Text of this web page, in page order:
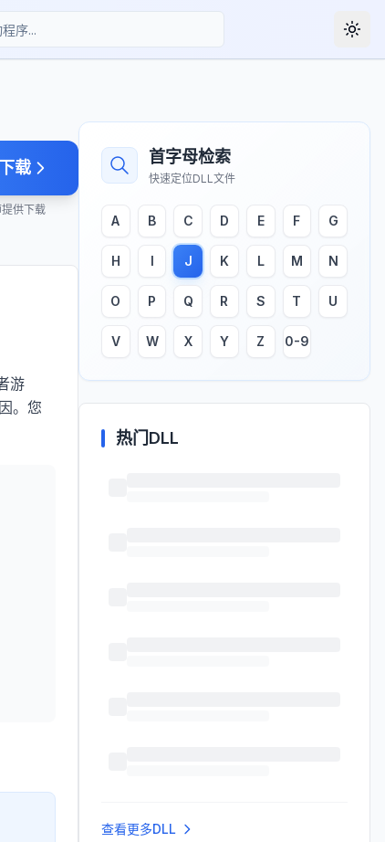
载
供下载
游
。您
首字母检索
快速定位DLL文件
A B C D E F G
H I J K L M N
O P Q R S T U
V W X Y Z 0-9
热门DLL
查看更多DLL